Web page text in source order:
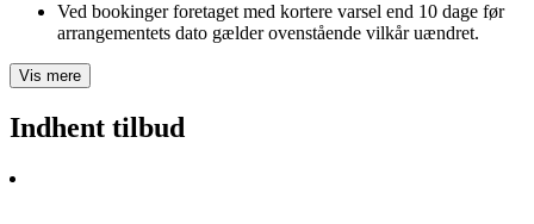
Ved bookinger foretaget med kortere varsel end 10 dage før
arrangementets dato gælder ovenstående vilkår uændret.
Vis mere
Indhent tilbud